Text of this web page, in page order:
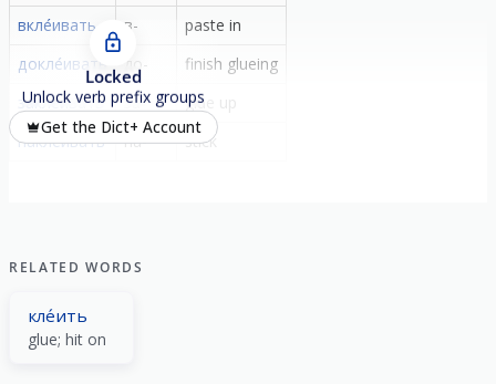
вкле́ивать
в-
paste in
докле́ивать
до-
finish glueing
закле́ивать
за-
glue up
накле́ивать
на- stick
Locked
Unlock verb prefix groups
Get the Dict+ Account
RELATED WORDS
кле́ить
glue; hit on